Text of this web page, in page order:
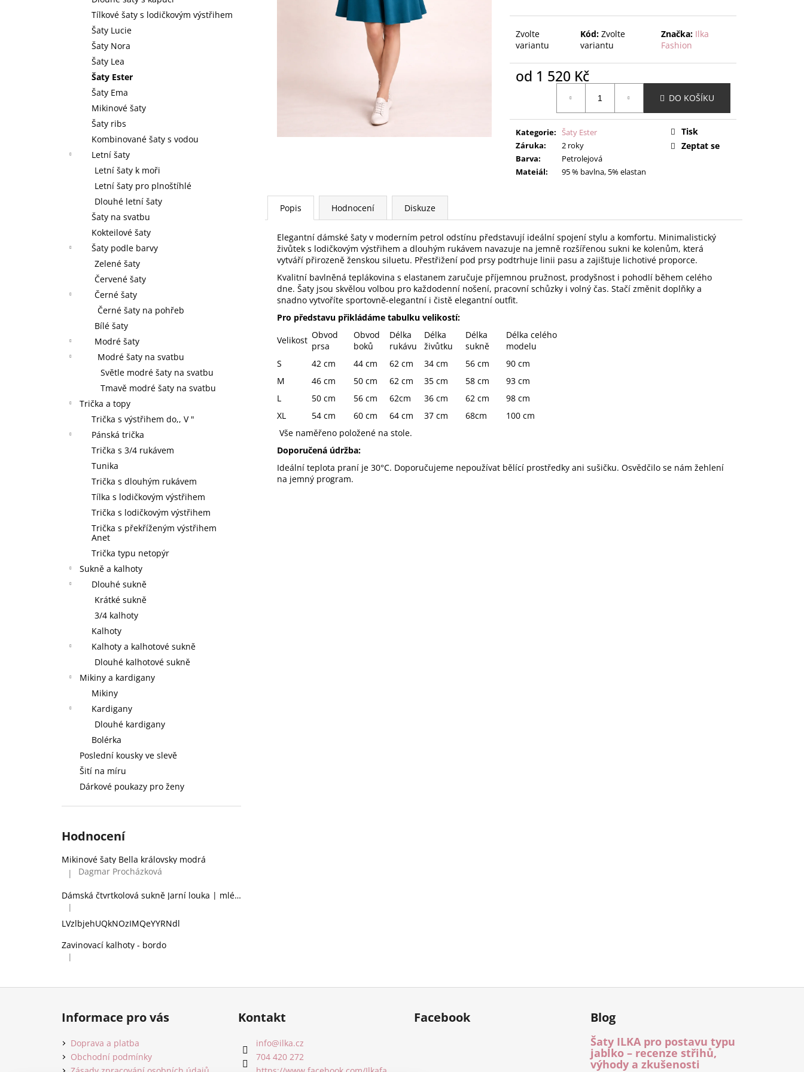
Tílkové šaty s lodičkovým výstřihem
Šaty Lucie
Šaty Nora
Šaty Lea
Šaty Ester
Šaty Ema
Mikinové šaty
Šaty ribs
Kombinované šaty s vodou
Letní šaty
Letní šaty k moři
Letní šaty pro plnoštíhlé
Dlouhé letní šaty
Šaty na svatbu
Kokteilové šaty
Šaty podle barvy
Zelené šaty
Červené šaty
Černé šaty
Černé šaty na pohřeb
Bílé šaty
Modré šaty
Modré šaty na svatbu
Světle modré šaty na svatbu
Tmavě modré šaty na svatbu
Trička a topy
Trička s výstřihem do,, V "
Pánská trička
Trička s 3/4 rukávem
Tunika
Trička s dlouhým rukávem
Tílka s lodičkovým výstřihem
Trička s lodičkovým výstřihem
Trička s překříženým výstřihem
Anet
Trička typu netopýr
Sukně a kalhoty
Dlouhé sukně
Krátké sukně
3/4 kalhoty
Kalhoty
Kalhoty a kalhotové sukně
Dlouhé kalhotové sukně
Mikiny a kardigany
Mikiny
Kardigany
Dlouhé kardigany
Bolérka
Poslední kousky ve slevě
Šití na míru
Dárkové poukazy pro ženy
Hodnocení
Mikinové šaty Bella královsky modrá
Hodnocení produktu je 5 z 5 hvězdiček.
| Dagmar Procházková
Dámská čtvrtkolová sukně Jarní louka | mléčné hedvábí
Hodnocení produktu je 2 z 5 hvězdiček.
|
LVzlbjehUQkNOzIMQeYYRNdl
Zavinovací kalhoty - bordo
Hodnocení produktu je 5 z 5 hvězdiček.
|
Zvolte
variantu
Kód: Zvolte
variantu
Značka: Ilka
Fashion
od 1 520 Kč
DO KOŠÍKU
Kategorie:
Šaty Ester
Záruka:
2 roky
Barva:
Petrolejová
Mateiál: 95 % bavlna, 5% elastan
Tisk
Zeptat se
Popis Hodnocení Diskuze
Elegantní dámské šaty v moderním petrol odstínu představují ideální spojení stylu a komfortu. Minimalistický
živůtek s lodičkovým výstřihem a dlouhým rukávem navazuje na jemně rozšířenou sukni ke kolenům, která
vytváří přirozeně ženskou siluetu. Přestřižení pod prsy podtrhuje linii pasu a zajišťuje lichotivé proporce.
Kvalitní bavlněná teplákovina s elastanem zaručuje příjemnou pružnost, prodyšnost i pohodlí během celého
dne. Šaty jsou skvělou volbou pro každodenní nošení, pracovní schůzky i volný čas. Stačí změnit doplňky a
snadno vytvoříte sportovně-elegantní i čistě elegantní outfit.
Pro představu přikládáme tabulku velikostí:
Velikost Obvod
prsa
Obvod
boků
Délka
rukávu
Délka
živůtku
Délka
sukně
Délka celého
modelu
S
42 cm 44 cm 62 cm 34 cm 56 cm
90 cm
M
46 cm 50 cm 62 cm 35 cm 58 cm
93 cm
L
50 cm 56 cm 62cm 36 cm 62 cm
98 cm
XL
54 cm 60 cm 64 cm 37 cm 68cm
100 cm
Vše naměřeno položené na stole.
Doporučená údržba:
Ideální teplota praní je 30°C. Doporučujeme nepoužívat bělící prostředky ani sušičku. Osvědčilo se nám žehlení
na jemný program.
Z
Informace pro vás
Doprava a platba
Obchodní podmínky
Kontakt
info@ilka.cz
704 420 272
Facebook Blog
Šaty ILKA pro postavu typu
jablko – recenze střihů,
výhody a zkušenosti